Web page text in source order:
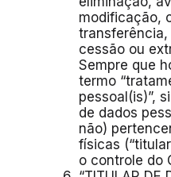
modificação,
cessão ou
Sempre que
termo
pessoal(is)”,
de dados
não)
físicas
o controle do